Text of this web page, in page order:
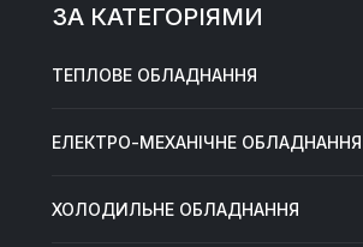
ЗА КАТЕГОРІЯМИ
ТЕПЛОВЕ ОБЛАДНАННЯ
ЕЛЕКТРО-МЕХАНІЧНЕ ОБЛАДНАННЯ
ХОЛОДИЛЬНЕ ОБЛАДНАННЯ